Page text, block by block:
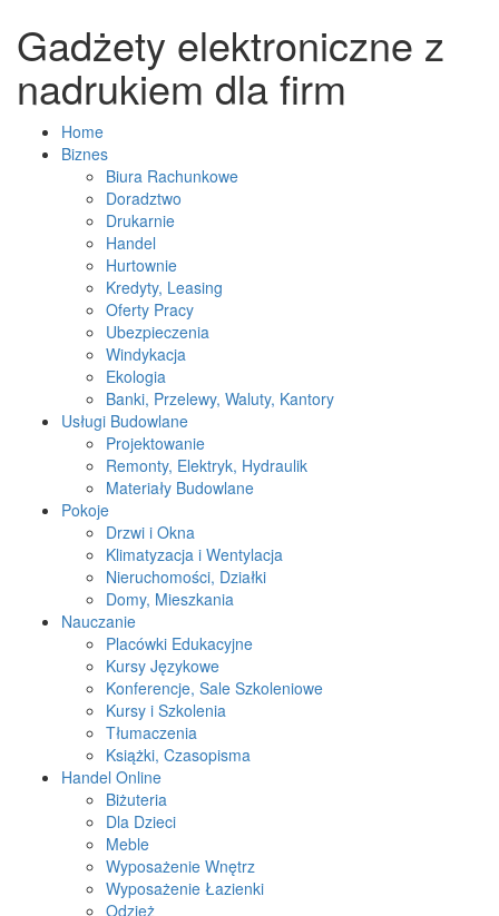
Gadżety elektroniczne z
nadrukiem dla firm
Home
Biznes
Biura Rachunkowe
Doradztwo
Drukarnie
Handel
Hurtownie
Kredyty, Leasing
Oferty Pracy
Ubezpieczenia
Windykacja
Ekologia
Banki, Przelewy, Waluty, Kantory
Usługi Budowlane
Projektowanie
Remonty, Elektryk, Hydraulik
Materiały Budowlane
Pokoje
Drzwi i Okna
Klimatyzacja i Wentylacja
Nieruchomości, Działki
Domy, Mieszkania
Nauczanie
Placówki Edukacyjne
Kursy Językowe
Konferencje, Sale Szkoleniowe
Kursy i Szkolenia
Tłumaczenia
Książki, Czasopisma
Handel Online
Biżuteria
Dla Dzieci
Meble
Wyposażenie Wnętrz
Wyposażenie Łazienki
Odzież